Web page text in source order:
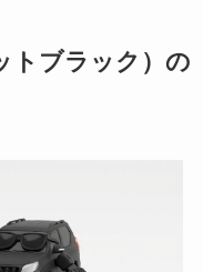
トブラック）の